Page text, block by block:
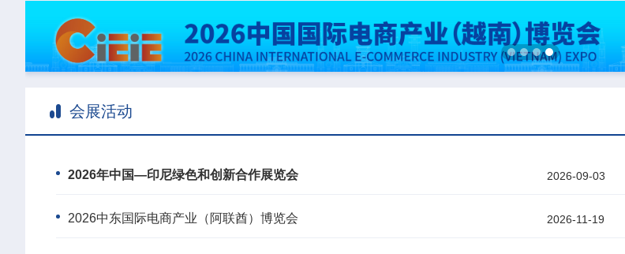
会展活动
2026年中国—印尼绿色和创新合作展览会 2026-09-03
2026中东国际电商产业（阿联酋）博览会 2026-11-19